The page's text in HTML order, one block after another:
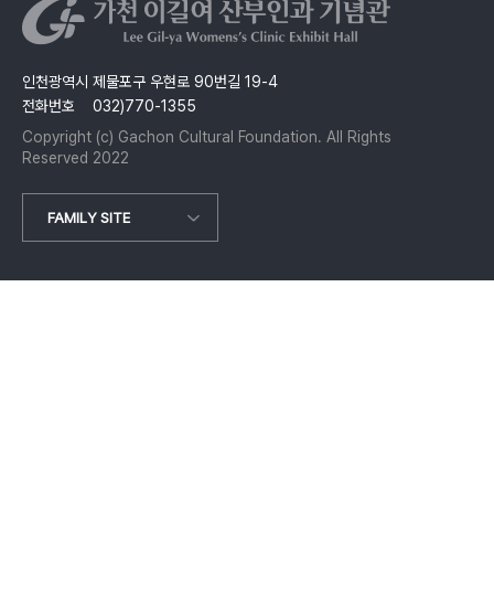
인천광역시 제물포구 우현로 90번길 19-4
전화번호 032)770-1355
Copyright (c) Gachon Cultural Foundation. All Rights
Reserved 2022